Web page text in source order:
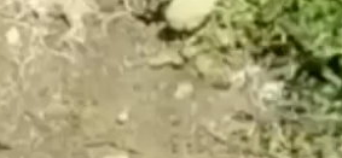
Video